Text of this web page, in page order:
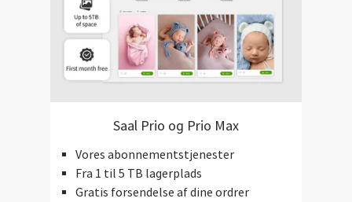
Saal Prio og Prio Max
Vores abonnementstjenester
Fra 1 til 5 TB lagerplads
Gratis forsendelse af dine ordrer